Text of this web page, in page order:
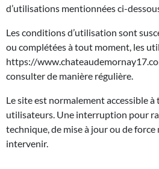
d’utilisations mentionnées ci-
Les conditions d’utilisation sont
ou complétées à tout moment, les
https://
consulter de manière régulière.
Le site est normalement accessible
utilisateurs. Une interruption pour
technique, de mise à jour ou de
intervenir.